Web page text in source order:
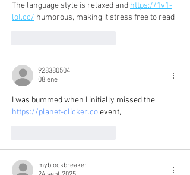
The language style is relaxed and https://1v1-
lol.cc/ humorous, making it stress free to read
928380504
08 ene
I was bummed when I initially missed the
https://planet-clicker.co event,
myblockbreaker